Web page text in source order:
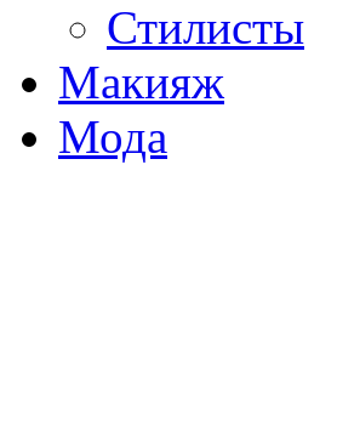
Стилисты
Макияж
Мода